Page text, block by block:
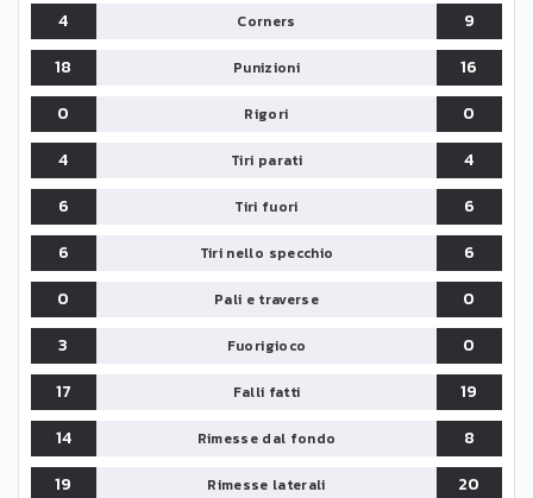
4
Corners
9
18
Punizioni
16
0
Rigori
0
4
Tiri parati
4
6
Tiri fuori
6
6
Tiri nello specchio
6
0
Pali e traverse
0
3
Fuorigioco
0
17
Falli fatti
19
14
Rimesse dal fondo
8
19
Rimesse laterali
20